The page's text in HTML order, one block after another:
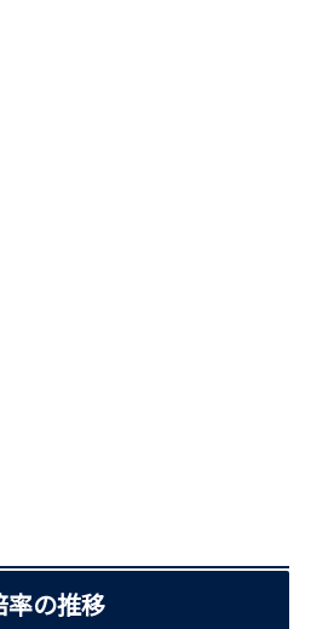
率の推移